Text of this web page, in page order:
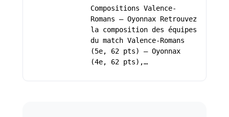
Compositions Valence-
Romans – Oyonnax Retrouvez
la composition des équipes
du match Valence-Romans
(5e, 62 pts) – Oyonnax
(4e, 62 pts),…